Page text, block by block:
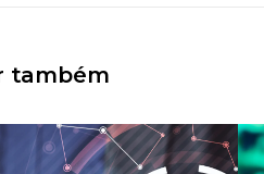
também